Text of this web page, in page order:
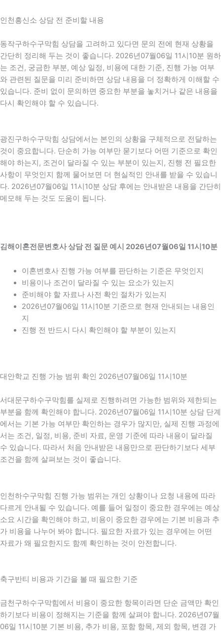
인천흥신소 상담 전 준비할 내용
동작구하수구막힘 상담을 고려하고 있다면 문의 전에 현재 상황을
간단히 정리해 두는 것이 좋습니다. 2026년07월06일 11시10분 원하
는 조건, 궁금한 부분, 예상 일정, 비용에 대한 기준, 진행 가능 여부
와 관련된 질문을 미리 준비하면 상담 내용을 더 정확하게 이해할 수
있습니다. 준비 없이 문의하면 중요한 부분을 놓치거나 같은 내용을
다시 확인해야 할 수 있습니다.
광진구하수구막힘 상담에서는 본인의 상황을 구체적으로 전달하는
것이 중요합니다. 단순히 가능 여부만 묻기보다 어떤 기준으로 확인
해야 하는지, 조건이 달라질 수 있는 부분이 있는지, 진행 전 필요한
사항이 무엇인지 함께 물어보면 더 현실적인 안내를 받을 수 있습니
다. 2026년07월06일 11시10분 상담 후에는 안내받은 내용을 간단히
메모해 두는 것도 도움이 됩니다.
김해이혼전문변호사 상담 전 질문 예시 2026년07월06일 11시10분
이혼변호사 진행 가능 여부를 판단하는 기준은 무엇인지
비용이나 조건이 달라질 수 있는 요소가 있는지
준비해야 할 자료나 사전 확인 절차가 있는지
2026년07월06일 11시10분 기준으로 현재 안내되는 내용인
지
진행 전 반드시 다시 확인해야 할 부분이 있는지
대안학교 진행 가능 범위 확인 2026년07월06일 11시10분
서대문구하수구막힘를 실제로 진행하려면 가능한 범위와 제한되는
부분을 함께 확인해야 합니다. 2026년07월06일 11시10분 상담 단계
에서는 기본 가능 여부만 확인하는 경우가 많지만, 실제 진행 과정에
서는 조건, 일정, 비용, 준비 자료, 운영 기준에 따라 내용이 달라질
수 있습니다. 따라서 처음 안내받은 내용만으로 판단하기보다 세부
조건을 함께 살펴보는 것이 좋습니다.
인천하수구막힘 진행 가능 범위는 개인 상황이나 요청 내용에 따라
다르게 안내될 수 있습니다. 예를 들어 일정이 중요한 경우에는 예상
소요 시간을 확인해야 하고, 비용이 중요한 경우에는 기본 비용과 추
가 비용을 나누어 봐야 합니다. 필요한 자료가 있는 경우에는 어떤
자료가 왜 필요한지도 함께 확인하는 것이 안전합니다.
축구반티 비용과 기간을 볼 때 필요한 기준
금천구하수구막힘에서 비용이 중요한 항목이라면 단순 금액만 확인
하기보다 비용이 정해지는 기준을 함께 살펴야 합니다. 2026년07월
06일 11시10분 기본 비용, 추가 비용, 포함 항목, 제외 항목, 변경 가